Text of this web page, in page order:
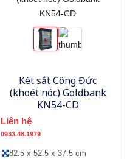
Két sắt Công Đức
(khoét nóc) Goldbank
KN54-CD
Liên hệ
0933.48.1979
82.5 x 52.5 x 37.5 cm